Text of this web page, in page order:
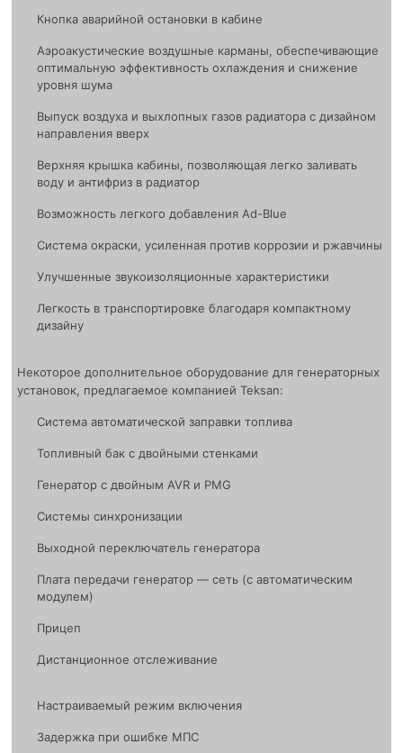
Кнопка аварийной остановки в кабине
Аэроакустические воздушные карманы, обеспечивающие
оптимальную эффективность охлаждения и снижение
уровня шума
Выпуск воздуха и выхлопных газов радиатора с дизайном
направления вверх
Верхняя крышка кабины, позволяющая легко заливать
воду и антифриз в радиатор
Возможность легкого добавления Ad-Blue
Система окраски, усиленная против коррозии и ржавчины
Улучшенные звукоизоляционные характеристики
Легкость в транспортировке благодаря компактному
дизайну
Некоторое дополнительное оборудование для генераторных
установок, предлагаемое компанией Teksan:
Система автоматической заправки топлива
Топливный бак с двойными стенками
Генератор с двойным AVR и PMG
Системы синхронизации
Выходной переключатель генератора
Плата передачи генератор — сеть (с автоматическим
модулем)
Прицеп
Дистанционное отслеживание
Настраиваемый режим включения
Задержка при ошибке МПС